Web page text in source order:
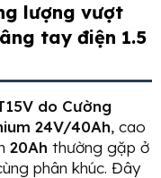
lượng vượt
tay điện 1.5
do Cường
24V/40Ah, cao
20Ah thường gặp ở
phân khúc. Đây